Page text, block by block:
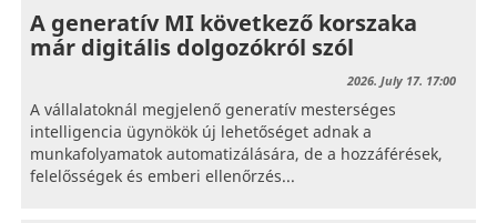
A generatív MI következő korszaka
már digitális dolgozókról szól
2026. July 17. 17:00
A vállalatoknál megjelenő generatív mesterséges
intelligencia ügynökök új lehetőséget adnak a
munkafolyamatok automatizálására, de a hozzáférések,
felelősségek és emberi ellenőrzés...